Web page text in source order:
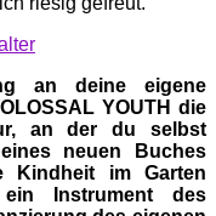
an deine eigene
YOUTH die
an der du selbst
neuen Buches
Kindheit im Garten
Instrument des